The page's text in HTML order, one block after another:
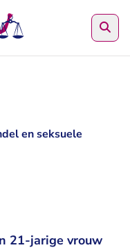
en seksuele
21-jarige vrouw